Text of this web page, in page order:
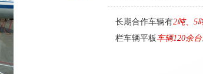
海运 (3)
长期合作车辆有2吨、5
栏车辆平板车辆120余台